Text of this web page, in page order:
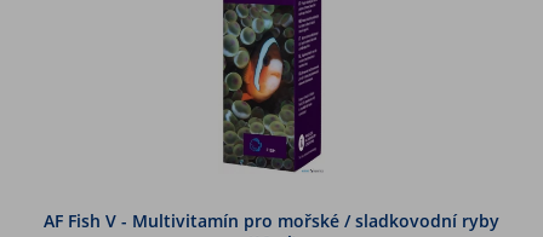
AF Fish V - Multivitamín pro mořské / sladkovodní ryby